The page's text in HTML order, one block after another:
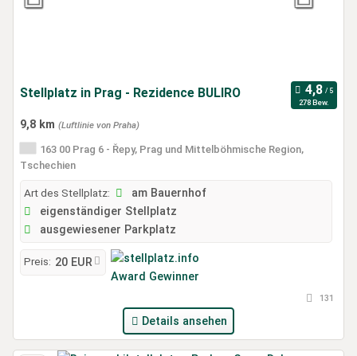
Stellplatz in Prag - Rezidence BULIRO
278 Bew.
9,8 km (Luftlinie von Praha)
163 00 Prag 6 - Řepy, Prag und Mittelböhmische Region,
Tschechien
Art des Stellplatz:
am Bauernhof
eigenständiger Stellplatz
ausgewiesener Parkplatz
Preis: 20 EUR
131
Details ansehen